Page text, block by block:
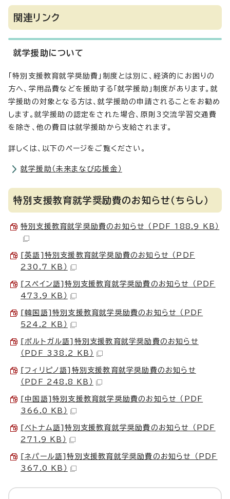
関連リンク
就学援助について
「特別支援教育就学奨励費」制度とは別に、経済的にお困りの
方へ、学用品費などを援助する「就学援助」制度があります。就
学援助の対象となる方は、就学援助の申請されることをお勧め
します。就学援助の認定をされた場合、原則3交流学習交通費
を除き、他の費目は就学援助から支給されます。
詳しくは、以下のページをご覧ください。
就学援助（未来まなび応援金）
特別支援教育就学奨励費のお知らせ（ちらし）
特別支援教育就学奨励費のお知らせ （PDF 188.9 KB）
[英語]特別支援教育就学奨励費のお知らせ （PDF
230.7 KB）
[スペイン語]特別支援教育就学奨励費のお知らせ （PDF
473.9 KB）
[韓国語]特別支援教育就学奨励費のお知らせ （PDF
524.2 KB）
[ポルトガル語]特別支援教育就学奨励費のお知らせ
（PDF 338.2 KB）
[フィリピノ語]特別支援教育就学奨励費のお知らせ
（PDF 248.8 KB）
[中国語]特別支援教育就学奨励費のお知らせ （PDF
366.0 KB）
[ベトナム語]特別支援教育就学奨励費のお知らせ （PDF
271.9 KB）
[ネパール語]特別支援教育就学奨励費のお知らせ （PDF
367.0 KB）